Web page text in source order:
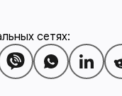
сетях: